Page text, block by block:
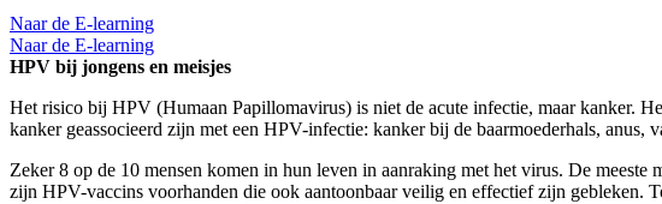
Naar de E-learning
Naar de E-learning
HPV bij jongens en meisjes
Het risico bij HPV (Humaan Papillomavirus) is niet de acute infectie, maar kanker.
kanker geassocieerd zijn met een HPV-infectie: kanker bij de baarmoederhals,
Zeker 8 op de 10 mensen komen in hun leven in aanraking met het virus. De
zijn HPV-vaccins voorhanden die ook aantoonbaar veilig en effectief zijn gebleken.